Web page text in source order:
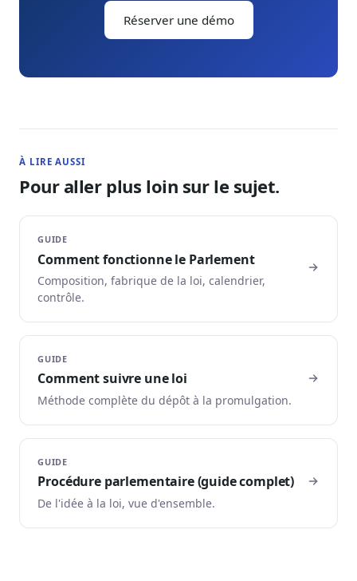
Réserver une démo
À LIRE AUSSI
Pour aller plus loin sur le sujet.
GUIDE
Comment fonctionne le Parlement
Composition, fabrique de la loi, calendrier,
contrôle.
GUIDE
Comment suivre une loi
Méthode complète du dépôt à la promulgation.
GUIDE
Procédure parlementaire (guide complet)
De l'idée à la loi, vue d'ensemble.